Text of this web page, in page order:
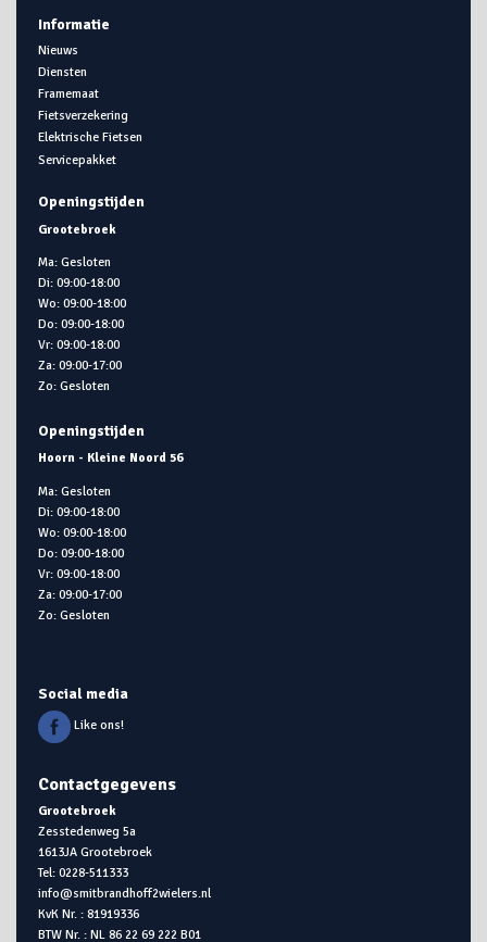
Informatie
Nieuws
Diensten
Framemaat
Fietsverzekering
Elektrische Fietsen
Servicepakket
Openingstijden
Grootebroek
Ma: Gesloten
Di: 09:00-18:00
Wo: 09:00-18:00
Do: 09:00-18:00
Vr: 09:00-18:00
Za: 09:00-17:00
Zo: Gesloten
Openingstijden
Hoorn - Kleine Noord 56
Ma: Gesloten
Di: 09:00-18:00
Wo: 09:00-18:00
Do: 09:00-18:00
Vr: 09:00-18:00
Za: 09:00-17:00
Zo: Gesloten
Social media
Like ons!
Contactgegevens
Grootebroek
Zesstedenweg 5a
1613JA Grootebroek
Tel: 0228-511333
info@smitbrandhoff2wielers.nl
KvK Nr. : 81919336
BTW Nr. : NL 86 22 69 222 B01